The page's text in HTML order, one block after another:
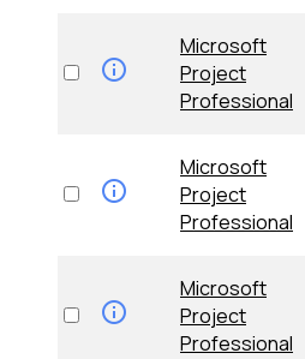
Microsoft
Project
Professional
Microsoft
Project
Professional
Microsoft
Project
Professional